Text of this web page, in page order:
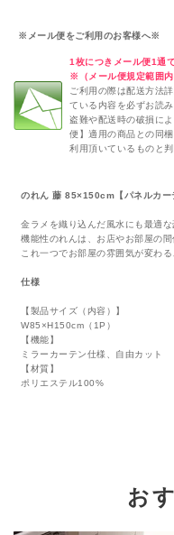
※メール便をご利用のお客様へ※
1枚につきメール便1通
※（メール便規定範囲内
ご利用の際は配送方法
ている内容を必ずお読
盗難や配送時の破損に
便】適用の商品との同
利用頂いているものと
のれん 藤 85×150cm【パネルカ
金ラメを織り込んだ風水にも最適な
機能性のれんは、お店やお部屋の
これ一つでお部屋の雰囲気が変わ
仕様
【製品サイズ（内容）】
W85×H150cm（1P）
【機能】
ミラーカーテン仕様、自由カット
【材質】
ポリエステル100%
お